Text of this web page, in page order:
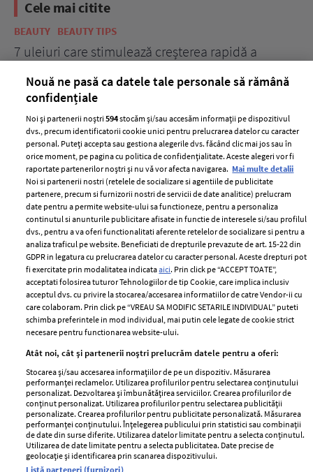
Cele mai citite
BEAUTY BEAUTY TIPS
7 uleiuri care stimulează creșterea rapidă a
ELLE Style Awards
2024
Despre ELLE
Romania
Contact
Abonamente
Termeni si conditii
Politica de
confidențialitate
Politica de cookies
Publicitate
GSP
Unica
Baby
Retete
femei
Viva
Avantaje
Retete practice
Pariază responsabil! Decizia ONJN nr. 821/25.09.2025.
Nouă ne pasă ca datele tale personale să rămână
confidențiale
Noi și partenerii noștri594stocăm și/sau accesăm informații pe dispozitivul
dvs., precum identificatorii cookie unici pentru prelucrarea datelor cu caracter
personal. Puteți accepta sau gestiona alegerile dvs. făcând clic mai jos sau în
orice moment, pe pagina cu politica de confidențialitate. Aceste alegeri vor fi
raportate partenerilor noștri și nu vă vor afecta navigarea. Mai multe detalii
Noi si partenerii nostri (retelele de socializare si agentiile de publicitate
partenere, precum si furnizorii nostri de servicii de date analitice) prelucram
date pentru a permite website-ului sa functioneze, pentru a personaliza
continutul si anunturile publicitare afisate in functie de interesele si/sau profilul
dvs., pentru a va oferi functionalitati aferente retelelor de socializare si pentru a
analiza traficul pe website. Beneficiati de drepturile prevazute de art. 15-22 din
GDPR in legatura cu prelucrarea datelor cu caracter personal. Aceste drepturi pot
fi exercitate prin modalitatea indicataaici. Prin click pe “ACCEPT TOATE”,
acceptati folosirea tuturor Tehnologiilor de tip Cookie, care implica inclusiv
acceptul dvs. cu privire la stocarea/accesarea informatiilor de catre Vendor-ii cu
care colaboram. Prin click pe “VREAU SA MODIFIC SETARILE INDIVIDUAL” puteti
schimba preferintele in mod individual, mai putin cele legate de cookie strict
necesare pentru functionarea website-ului.
Atât noi, cât și partenerii noștri prelucrăm datele pentru a oferi:
Stocarea și/sau accesarea informațiilor de pe un dispozitiv. Măsurarea
performanței reclamelor. Utilizarea profilurilor pentru selectarea conținutului
personalizat. Dezvoltarea și îmbunătățirea serviciilor. Crearea profilurilor de
conținut personalizat. Utilizarea profilurilor pentru selectarea publicității
personalizate. Crearea profilurilor pentru publicitate personalizată. Măsurarea
performanței conținutului. Înțelegerea publicului prin statistici sau combinații
de date din surse diferite. Utilizarea datelor limitate pentru a selecta conținutul.
Utilizarea de date limitate pentru a selecta publicitatea. Date precise de
geolocație și identificarea prin scanarea dispozitivului.
Listă parteneri (furnizori)